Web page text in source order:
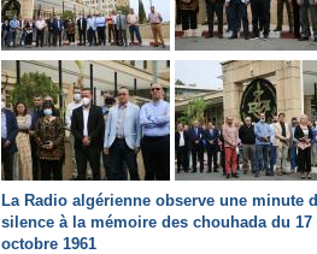
La Radio algérienne observe une minute
silence à la mémoire des chouhada du 17
octobre 1961